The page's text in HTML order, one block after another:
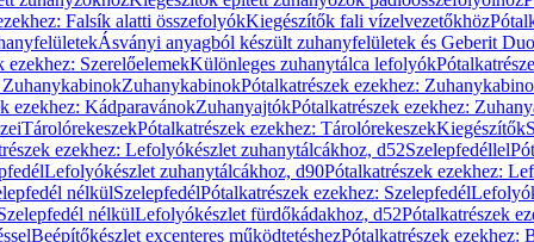
Falsík alatti összefolyókKiegészítők fali vízelvezetőkhöz
Ásványi anyagból készült zuhanyfelületek és Geberit
ezekhez: SzerelőelemekKülönleges zuhanytálca lefolyók
ZuhanykabinokZuhanykabinokPótalkatrészek ezekhez:
ezekhez: KádparavánokZuhanyajtókPótalkatrészek ezekhez:
TárolórekeszekPótalkatrészek ezekhez: TárolórekeszekKiegészítők
ezekhez: Lefolyókészlet zuhanytálcákhoz, d52Szelepfedéllel
Lefolyókészlet zuhanytálcákhoz, d90Pótalkatrészek ezekhez:
nélkülSzelepfedélPótalkatrészek ezekhez: Szelepfedél
nélkülLefolyókészlet fürdőkádakhoz, d52Pótalkatrészek
Beépítőkészlet excenteres működtetéshezPótalkatrészek ezekhez: